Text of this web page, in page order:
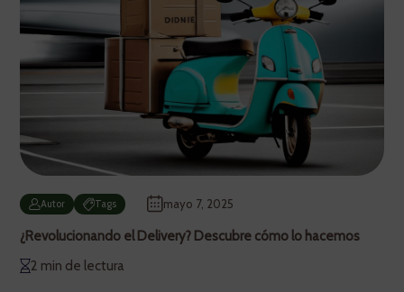
Autor Tags mayo 7, 2025
¿Revolucionando el Delivery? Descubre cómo lo hacemos
2 min de lectura